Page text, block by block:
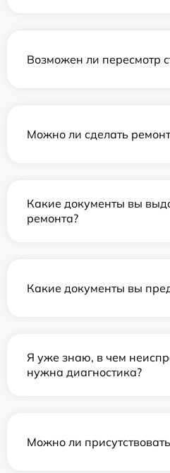
Возможен ли пересмотр
Можно ли сделать
Какие документы вы
ремонта?
Какие документы вы
Я уже знаю, в чем
нужна диагностика?
Можно ли